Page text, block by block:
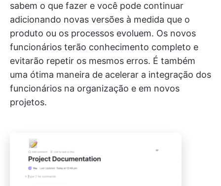
sabem o que fazer e você pode continuar
adicionando novas versões à medida que o
produto ou os processos evoluem. Os novos
funcionários terão conhecimento completo e
evitarão repetir os mesmos erros. É também
uma ótima maneira de acelerar a integração dos
funcionários na organização e em novos
projetos.